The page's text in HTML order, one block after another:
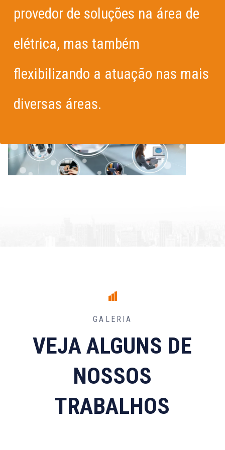
provedor de soluções na área de
elétrica, mas também
flexibilizando a atuação nas mais
diversas áreas.
GALERIA
VEJA ALGUNS DE
NOSSOS
TRABALHOS